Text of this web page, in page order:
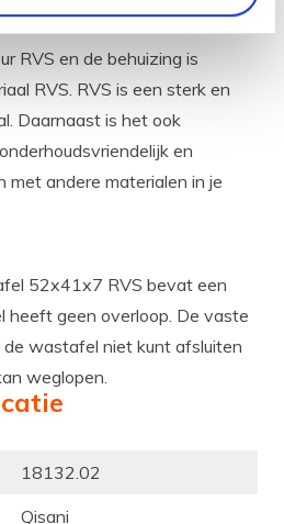
RVS en de behuizing is
RVS. RVS is een sterk en
Daarnaast is het ook
en
met andere materialen in je
52x41x7 RVS bevat een
heeft geen overloop. De vaste
wastafel niet kunt afsluiten
weglopen.
18132.02
Qisani